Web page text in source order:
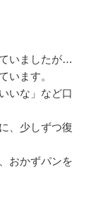
いましたが…
います。
いな」など口
、少しずつ復
おかずパンを